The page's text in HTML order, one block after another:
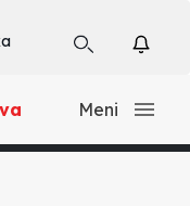
Meni